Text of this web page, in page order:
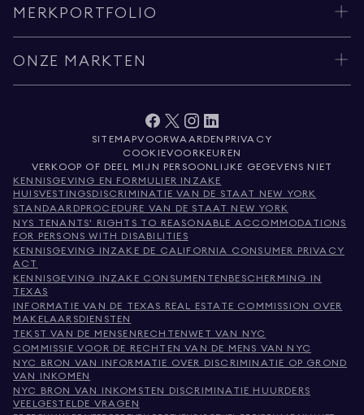
MERKPORTFOLIO
ONZE MARKTEN
SITEMAPVOORWAARDEN PRIVACY
COOKIEVOORKEUREN
VERKOOP OF DEEL MIJN PERSOONLIJKE GEGEVENS NIET
KENNISGEVING EN FORMULIER INZAKE
HUISVESTINGSDISCRIMINATIE VAN DE STAAT NEW YORK
STANDAARDPROCEDURE VAN DE STAAT NEW YORK
NYS TENANTS' RIGHTS TO REASONABLE ACCOMMODATIONS
FOR PERSONS WITH DISABILITIES
KENNISGEVING INZAKE DE CALIFORNIA CONSUMER PRIVACY
ACT
KENNISGEVING INZAKE CONSUMENTENBESCHERMING IN
TEXAS
INFORMATIE VAN DE TEXAS REAL ESTATE COMMISSION OVER
MAKELAARSDIENSTEN
TEKST VAN DE MENSENRECHTENWET VAN NYC
COMMISSIE VOOR DE RECHTEN VAN DE MENS VAN NYC
NYC BRON VAN INFORMATIE OVER DISCRIMINATIE OP GROND
VAN INKOMEN
NYC BRON VAN INKOMSTEN DISCRIMINATIE HUURDERS
VEELGESTELDE VRAGEN